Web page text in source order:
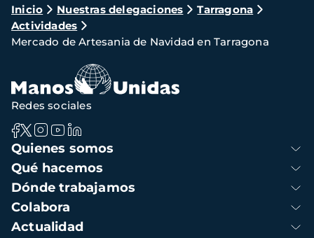
Ruta
de
navegación
Inicio Nuestras delegaciones
Tarragona
Actividades
Mercado de Artesania de Navidad en Tarragona
Navegación
principal
Quienes somos
Qué hacemos
Dónde trabajamos
Colabora
Actualidad
Redes sociales